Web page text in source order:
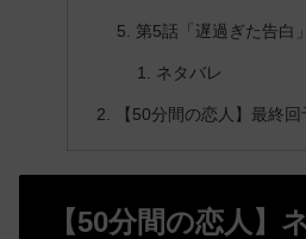
第5話「遅過ぎた告白」
ネタバレ
【50分間の恋人】最終回
【50分間の恋人】